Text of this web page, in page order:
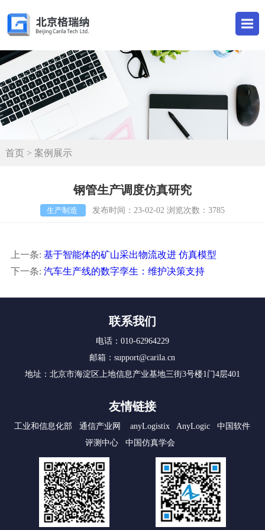
首页> 案例展示
钢管生产调度仿真研究
生产制造 发布时间：23-02-02 浏览次数：3785
上一条: 基于智能体的矿山采出物流改进 仿真模型
下一条: 汽车生产线的数字孪生：维护决策支持
联系我们
电话：010-62964229
邮箱：support@carila.cn
地址：北京市海淀区上地信息产业基地三街3号楼1门4层401
友情链接
工业和信息化部 通信产业网 anyLogistix AnyLogic
中国软件
评测中心
中国仿真学会